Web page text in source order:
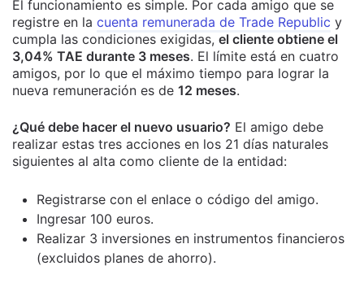
El funcionamiento es simple. Por cada amigo que se
registre en la cuenta remunerada de Trade Republic y
cumpla las condiciones exigidas, el cliente obtiene el
3,04% TAE durante 3 meses. El límite está en cuatro
amigos, por lo que el máximo tiempo para lograr la
nueva remuneración es de 12 meses.
¿Qué debe hacer el nuevo usuario? El amigo debe
realizar estas tres acciones en los 21 días naturales
siguientes al alta como cliente de la entidad:
Registrarse con el enlace o código del amigo.
Ingresar 100 euros.
Realizar 3 inversiones en instrumentos financieros
(excluidos planes de ahorro).